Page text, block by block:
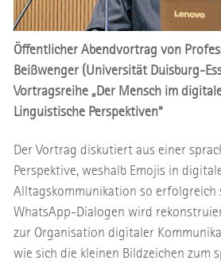
Öffentlicher Abendvortrag von
Beißwenger (Universität Duisburg-
Vortragsreihe „Der Mensch im
Linguistische Perspektiven“
Der Vortrag diskutiert aus einer
Perspektive, weshalb Emojis in
Alltagskommunikation so erfolgreich
WhatsApp-Dialogen wird
zur Organisation digitaler
wie sich die kleinen Bildzeichen zum